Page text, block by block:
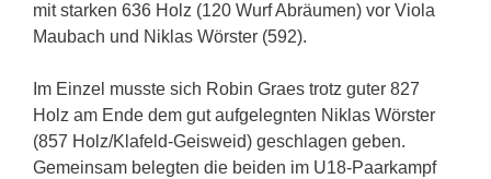
mit starken 636 Holz (120 Wurf Abräumen) vor Viola
Maubach und Niklas Wörster (592).
Im Einzel musste sich Robin Graes trotz guter 827
Holz am Ende dem gut aufgelegnten Niklas Wörster
(857 Holz/Klafeld-Geisweid) geschlagen geben.
Gemeinsam belegten die beiden im U18-Paarkampf